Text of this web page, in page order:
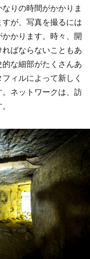
りの時間がかかりま
が、写真を撮るには
かります。時々、開
ばならないこともあ
な細部がたくさんあ
ィルによって新しく
ネットワークは、訪